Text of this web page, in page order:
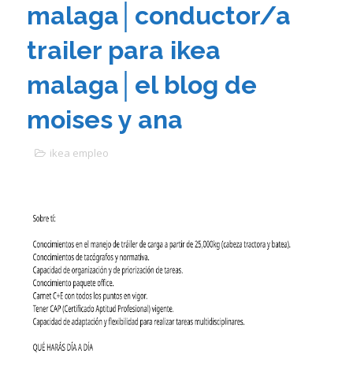
malaga│conductor/a
trailer para ikea
malaga│el blog de
moises y ana
ikea empleo